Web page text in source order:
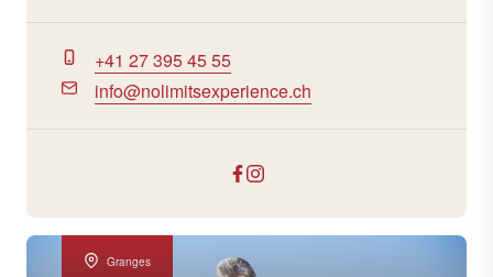
+41 27 395 45 55
info@nolimitsexperience.ch
Granges